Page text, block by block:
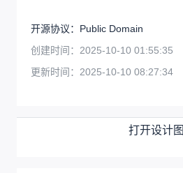
开源协议： Public Domain
创建时间： 2025-10-10 01:55:35
更新时间： 2025-10-10 08:27:34
打开设计图